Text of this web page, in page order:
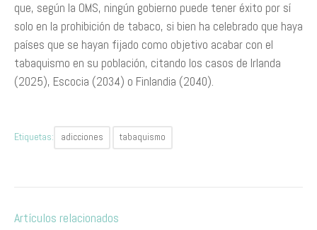
que, según la OMS, ningún gobierno puede tener éxito por sí
solo en la prohibición de tabaco, si bien ha celebrado que haya
países que se hayan fijado como objetivo acabar con el
tabaquismo en su población, citando los casos de Irlanda
(2025), Escocia (2034) o Finlandia (2040).
Etiquetas: adicciones tabaquismo
Artículos relacionados